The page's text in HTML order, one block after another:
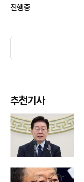
진행중
추천기사